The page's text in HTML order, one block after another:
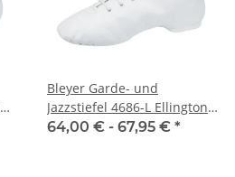
Bleyer Garde- und
Jazzstiefel 4686-L Ellington
(niedriger Schaft)
64,00 € - 67,95 € *